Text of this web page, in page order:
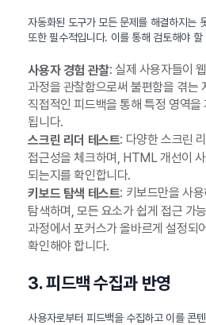
자동화된 도구가 모든 문제를 해결하지는
또한 필수적입니다. 이를 통해 검토해야
사용자 경험 관찰: 실제 사용자들이
과정을 관찰함으로써 불편함을 겪는
직접적인 피드백을 통해 특정 영역을
됩니다.
스크린 리더 테스트: 다양한 스크린
접근성을 체크하며, HTML 개선이
되는지를 확인합니다.
키보드 탐색 테스트: 키보드만을 사
탐색하며, 모든 요소가 쉽게 접근 가
과정에서 포커스가 올바르게 설정되
확인해야 합니다.
3. 피드백 수집과 반영
사용자로부터 피드백을 수집하고 이를 콘